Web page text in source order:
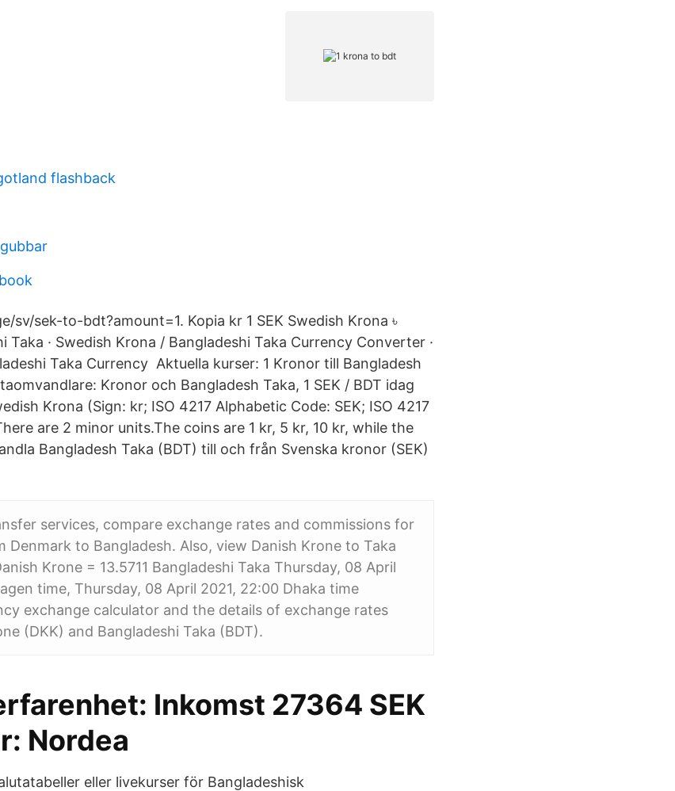
flashback
sv/sek-to-bdt?amount=1. Kopia kr 1 SEK Swedish Krona ৳
Taka · Swedish Krona / Bangladeshi Taka Currency Converter ·
Taka Currency Aktuella kurser: 1 Kronor till Bangladesh
Kronor och Bangladesh Taka, 1 SEK / BDT idag
Krona (Sign: kr; ISO 4217 Alphabetic Code: SEK; ISO 4217
are 2 minor units.The coins are 1 kr, 5 kr, 10 kr, while the
Bangladesh Taka (BDT) till och från Svenska kronor (SEK)
services, compare exchange rates and commissions for
Denmark to Bangladesh. Also, view Danish Krone to Taka
Krone = 13.5711 Bangladeshi Taka Thursday, 08 April
time, Thursday, 08 April 2021, 22:00 Dhaka time
exchange calculator and the details of exchange rates
(DKK) and Bangladeshi Taka (BDT).
Inkomst 27364 SEK
Nordea
eller livekurser för Bangladeshisk